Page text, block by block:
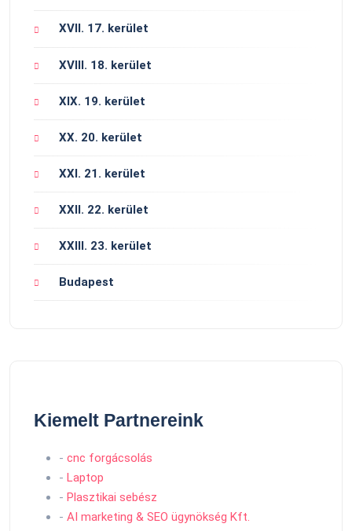
XVII. 17. kerület
XVIII. 18. kerület
XIX. 19. kerület
XX. 20. kerület
XXI. 21. kerület
XXII. 22. kerület
XXIII. 23. kerület
Budapest
Kiemelt Partnereink
- cnc forgácsolás
- Laptop
- Plasztikai sebész
- AI marketing & SEO ügynökség Kft.